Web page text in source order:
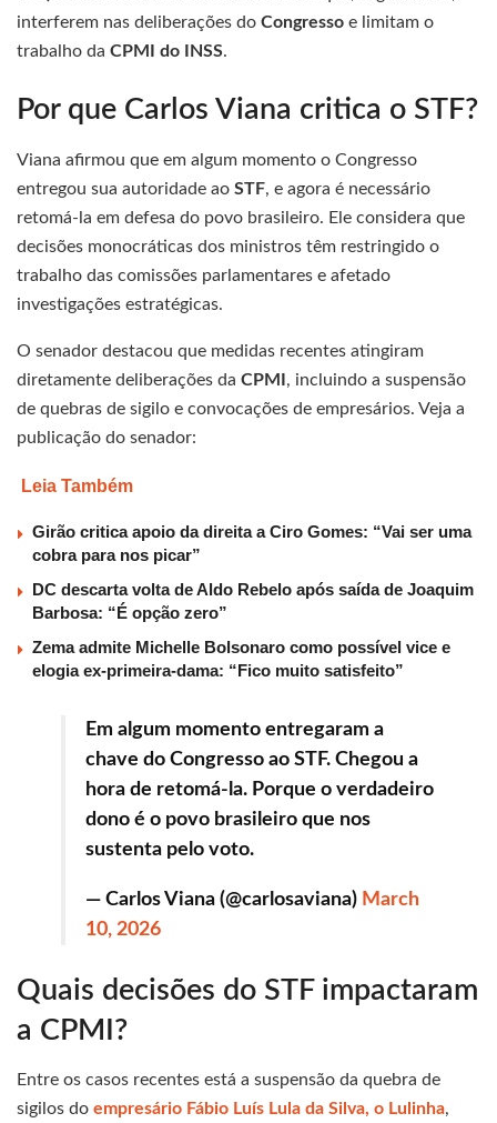
interferem nas deliberações do Congresso e limitam o
trabalho da CPMI do INSS.
Por que Carlos Viana critica o STF?
Viana afirmou que em algum momento o Congresso
entregou sua autoridade ao STF, e agora é necessário
retomá-la em defesa do povo brasileiro. Ele considera que
decisões monocráticas dos ministros têm restringido o
trabalho das comissões parlamentares e afetado
investigações estratégicas.
O senador destacou que medidas recentes atingiram
diretamente deliberações da CPMI , incluindo a suspensão
de quebras de sigilo e convocações de empresários. Veja a
publicação do senador:
Leia Também
Girão critica apoio da direita a Ciro Gomes: “Vai ser uma
cobra para nos picar”
DC descarta volta de Aldo Rebelo após saída de Joaquim
Barbosa: “É opção zero”
Zema admite Michelle Bolsonaro como possível vice e
elogia ex-primeira-dama: “Fico muito satisfeito”
Em algum momento entregaram a
chave do Congresso ao STF. Chegou a
hora de retomá-la. Porque o verdadeiro
dono é o povo brasileiro que nos
sustenta pelo voto.
— Carlos Viana (@carlosaviana) March
10, 2026
Quais decisões do STF impactaram
a CPMI?
Entre os casos recentes está a suspensão da quebra de
sigilos do empresário Fábio Luís Lula da Silva, o Lulinha,